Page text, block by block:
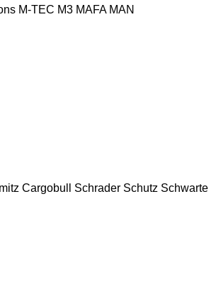
M-TEC M3 MAFA MAN
Cargobull Schrader Schutz Schwarte